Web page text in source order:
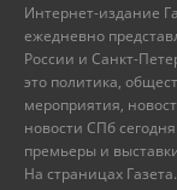
Интернет-издание
ежедневно
России и Санкт-
это политика,
мероприятия,
новости СПб
премьеры и
На страницах